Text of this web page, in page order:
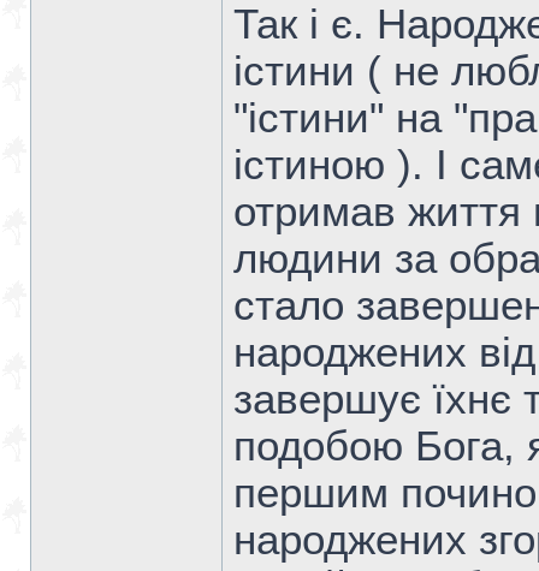
Так і є.
істини ( не
"істини" на
істиною ). І
отримав життя
людини за
стало
народжених
завершує їхнє
подобою Бога,
першим
народжених